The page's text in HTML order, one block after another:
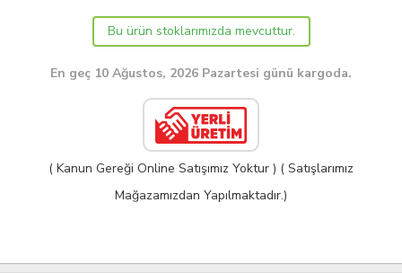
Bu ürün stoklarımızda mevcuttur.
En geç 10 Ağustos, 2026 Pazartesi günü kargoda.
( Kanun Gereği Online Satışımız Yoktur ) ( Satışlarımız
Mağazamızdan Yapılmaktadır.)